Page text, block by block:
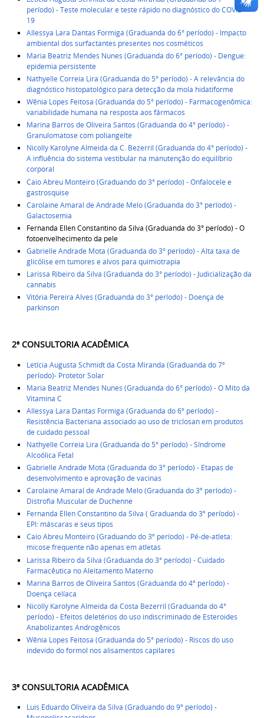
período) - Teste molecular e teste rápido no diagnóstico do COVID-
19
Allessya Lara Dantas Formiga (Graduanda do 6° período) - Impacto
ambiental dos surfactantes presentes nos cosméticos
Maria Beatriz Mendes Nunes (Graduanda do 6° período) - Dengue:
epidemia persistente
Nathyelle Correia Lira (Graduanda do 5° período) - A relevância do
diagnóstico histopatológico para detecção da mola hidatiforme
Wênia Lopes Feitosa (Graduanda do 5° período) - Farmacogenômica:
variabilidade humana na resposta aos fármacos
Marina Barros de Oliveira Santos (Graduanda do 4° período) -
Granulomatose com poliangeíte
Nicolly Karolyne Almeida da C. Bezerril (Graduanda do 4° período) -
A influência do sistema vestibular na manutenção do equilíbrio
corporal
Caio Abreu Monteiro (Graduando do 3° período) - Onfalocele e
gastrosquise
Carolaine Amaral de Andrade Melo (Graduanda do 3° período) -
Galactosemia
Fernanda Ellen Constantino da Silva (Graduanda do 3° período) - O
fotoenvelhecimento da pele
Gabrielle Andrade Mota (Graduanda do 3° período) - Alta taxa de
glicólise em tumores e alvos para quimiotrapia
Larissa Ribeiro da Silva (Graduanda do 3° período) - Judicialização da
cannabis
Vitória Pereira Alves (Graduanda do 3° período) - Doença de
parkinson
2ª CONSULTORIA ACADÊMICA
Letícia Augusta Schmidt da Costa Miranda (Graduanda do 7º
período)- Protetor Solar
Maria Beatriz Mendes Nunes (Graduanda do 6° período) - O Mito da
Vitamina C
Allessya Lara Dantas Formiga (Graduanda do 6º período) -
Resistência Bacteriana associado ao uso de triclosan em produtos
de cuidado pessoal
Nathyelle Correia Lira (Graduanda do 5° período) - Síndrome
Alcoólica Fetal
Gabrielle Andrade Mota (Graduanda do 3° período) - Etapas de
desenvolvimento e aprovação de vacinas
Carolaine Amaral de Andrade Melo (Graduanda do 3º período) -
Distrofia Muscular de Duchenne
Fernanda Ellen Constantino da Silva ( Graduanda do 3º período) -
EPI: máscaras e seus tipos
Caio Abreu Monteiro (Graduando do 3º período) - Pé-de-atleta:
micose frequente não apenas em atletas
Larissa Ribeiro da Silva (Graduanda do 3° período) - Cuidado
Farmacêutica no Aleitamento Materno
Marina Barros de Oliveira Santos (Graduanda do 4º período) -
Doença celíaca
Nicolly Karolyne Almeida da Costa Bezerril (Graduanda do 4°
período) - Efeitos deletérios do uso indiscriminado de Esteroides
Anabolizantes Androgênicos
Wênia Lopes Feitosa (Graduanda do 5° período) - Riscos do uso
indevido do formol nos alisamentos capilares
3ª CONSULTORIA ACADÊMICA
Luis Eduardo Oliveira da Silva (Graduando do 9º período) -